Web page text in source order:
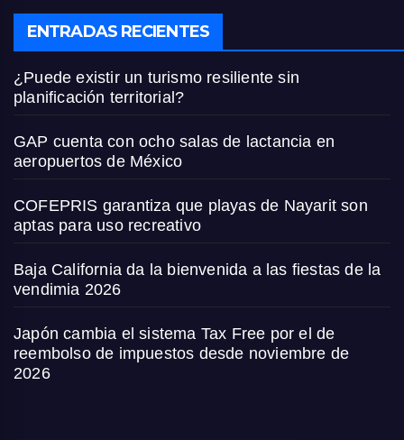
ENTRADAS RECIENTES
¿Puede existir un turismo resiliente sin
planificación territorial?
GAP cuenta con ocho salas de lactancia en
aeropuertos de México
COFEPRIS garantiza que playas de Nayarit son
aptas para uso recreativo
Baja California da la bienvenida a las fiestas de la
vendimia 2026
Japón cambia el sistema Tax Free por el de
reembolso de impuestos desde noviembre de
2026